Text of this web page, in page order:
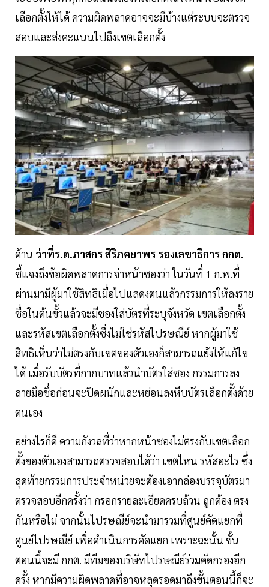
เลือกตั้งให้ได้ ความผิดพลาดอาจจะมีบ้างแต่ระบบจะตรวจ
สอบและส่งคะแนนไปถึงเขตเลือกตั้ง
ด้าน ว่าที่ร.ต.ภาสกร สิริภคยาพร รองเลขาธิการ กกต.
ชี้แจงถึงข้อผิดพลาดการจ่าหน้าซองว่า ในวันที่ 1 ก.พ.ที่
ผ่านมามีผู้มาใช้สิทธิเมื่อไปแสดงตนแล้วกรรมการให้ลงราย
ชื่อในต้นขั้วแล้วจะมีซองใส่บัตรที่ระบุจังหวัด เขตเลือกตั้ง
และรหัสเขตเลือกตั้งซึ่งไม่ใช่รหัสไปรษณีย์ หากผู้มาใช้
สิทธิเห็นว่าไม่ตรงกับเขตของตัวเองก็สามารถแย้งให้แก้ไข
ได้ เมื่อรับบัตรที่กากบาทแล้วนำบัตรใส่ซอง กรรมการลง
ลายมือชื่อก่อนจะปิดผนักและหย่อนลงหีบบัตรเลือกตั้งด้วย
ตนเอง
อย่างไรก็ดี ความกังวลที่ว่าหากหน้าซองไม่ตรงกับเขตเลือก
ตั้งของตัวเองสามารถตรวจสอบได้ว่า เขตไหน รหัสอะไร ซึ่ง
สุดท้ายกรรมการประจำหน่วยจะต้องเอากล่องบรรจุบัตรมา
ตรวจสอบอีกครั้งว่า กรอกรายละเอียดครบถ้วน ถูกต้อง ตรง
กันหรือไม่ จากนั้นไปรษณีย์จะนำมารวมที่ศูนย์คัดแยกที่
ศูนย์ไปรษณีย์ เพื่อดำเนินการคัดแยก เพราะฉะนั้น ขั้น
ตอนนี้จะมี กกต. มีทีมของบริษัทไปรษณีย์ร่วมคัดกรองอีก
ครั้ง หากมีความผิดพลาดที่อาจหลุดรอดมาถึงขั้นตอนนี้ก็จะ